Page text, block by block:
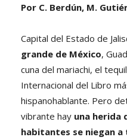
Por C. Berdún, M.
Capital del Estado de
grande de México,
cuna del mariachi, el
Internacional del Libro
hispanohablante. Pero
vibrante hay una herida
habitantes se niegan